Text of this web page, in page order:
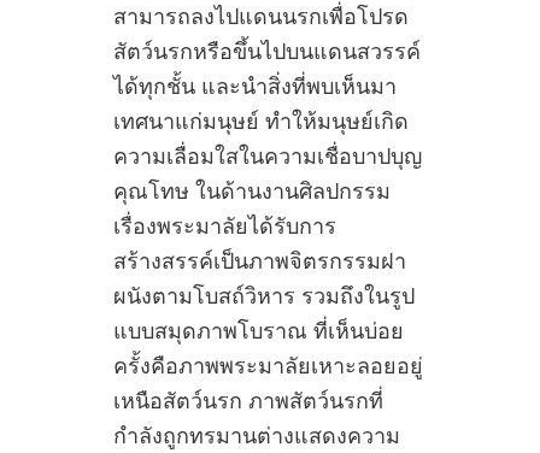
สามารถลงไปแดนนรกเพื่อโปรด
สัตว์นรกหรือขึ้นไปบนแดนสวรรค์
ได้ทุกชั้น และนำสิ่งที่พบเห็นมา
เทศนาแก่มนุษย์ ทำให้มนุษย์เกิด
ความเลื่อมใสในความเชื่อบาปบุญ
คุณโทษ ในด้านงานศิลปกรรม
เรื่องพระมาลัยได้รับการ
สร้างสรรค์เป็นภาพจิตรกรรมฝา
ผนังตามโบสถ์วิหาร รวมถึงในรูป
แบบสมุดภาพโบราณ ที่เห็นบ่อย
ครั้งคือภาพพระมาลัยเหาะลอยอยู่
เหนือสัตว์นรก ภาพสัตว์นรกที่
กำลังถูกทรมานต่างแสดงความ